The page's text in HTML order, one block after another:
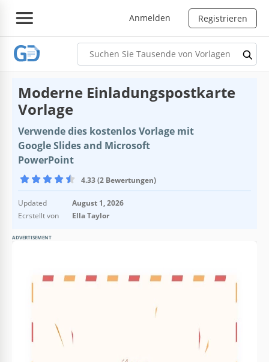
Anmelden Registrieren
Moderne Einladungspostkarte
Vorlage
Verwende dies kostenlos Vorlage mit
Google Slides and Microsoft
PowerPoint
4.33 (2 Bewertungen)
Updated
August 1, 2026
Ecrstellt von
Ella Taylor
ADVERTISEMENT
Zuletzt aktualisiert
August 1, 2026
Zu Sammlungen hinzugefügt von 6 Nutzer